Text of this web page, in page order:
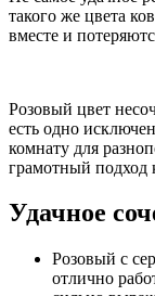
такого же цвета
вместе и
Розовый цвет
есть одно
комнату для
грамотный подход
Удачное
Розовый с
отлично